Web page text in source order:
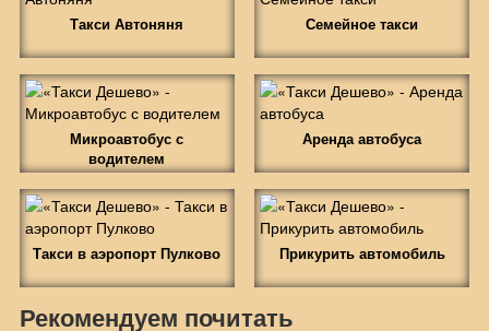
Такси Автоняня Семейное такси
Микроавтобус с
водителем
Аренда автобуса
Такси в аэропорт Пулково Прикурить автомобиль
Рекомендуем почитать